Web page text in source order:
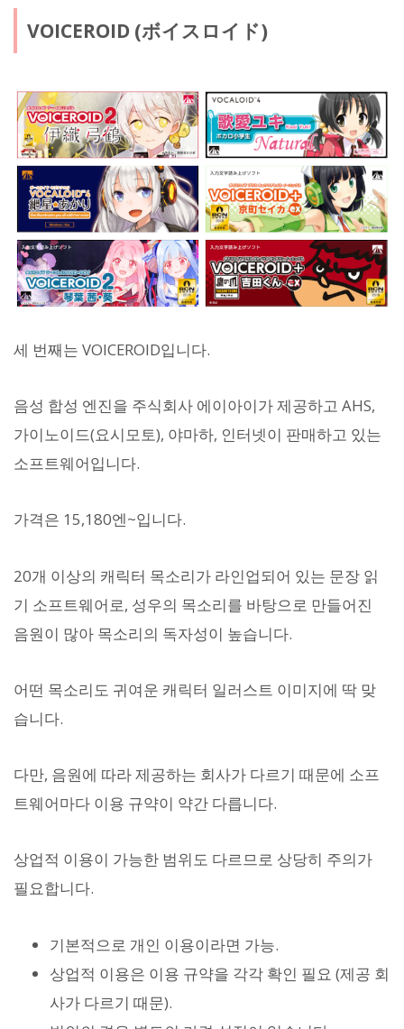
VOICEROID (ボイスロイド)
세 번째는 VOICEROID입니다.
음성 합성 엔진을 주식회사 에이아이가 제공하고 AHS,
가이노이드(요시모토), 야마하, 인터넷이 판매하고 있는
소프트웨어입니다.
가격은 15,180엔~입니다.
20개 이상의 캐릭터 목소리가 라인업되어 있는 문장 읽
기 소프트웨어로, 성우의 목소리를 바탕으로 만들어진
음원이 많아 목소리의 독자성이 높습니다.
어떤 목소리도 귀여운 캐릭터 일러스트 이미지에 딱 맞
습니다.
다만, 음원에 따라 제공하는 회사가 다르기 때문에 소프
트웨어마다 이용 규약이 약간 다릅니다.
상업적 이용이 가능한 범위도 다르므로 상당히 주의가
필요합니다.
기본적으로 개인 이용이라면 가능.
상업적 이용은 이용 규약을 각각 확인 필요 (제공 회
사가 다르기 때문).